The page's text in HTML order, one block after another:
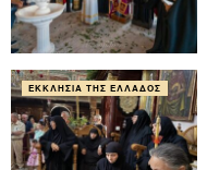
ΕΚΚΛΗΣΊΑ ΤΗΣ ΕΛΛΆΔΟΣ